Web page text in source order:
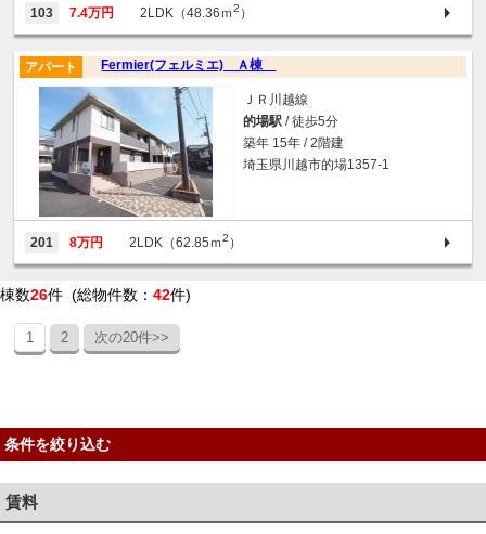
103 7.4万円 2LDK（48.36ｍ2 ）
Fermier(フェルミエ) Ａ棟
アパート
ＪＲ川越線
的場駅 / 徒歩5分
築年 15年 / 2階建
埼玉県川越市的場1357-1
201 8万円 2LDK（62.85ｍ2 ）
棟数26件 (総物件数： 42件)
1 2 次の20件>>
条件を絞り込む
賃料